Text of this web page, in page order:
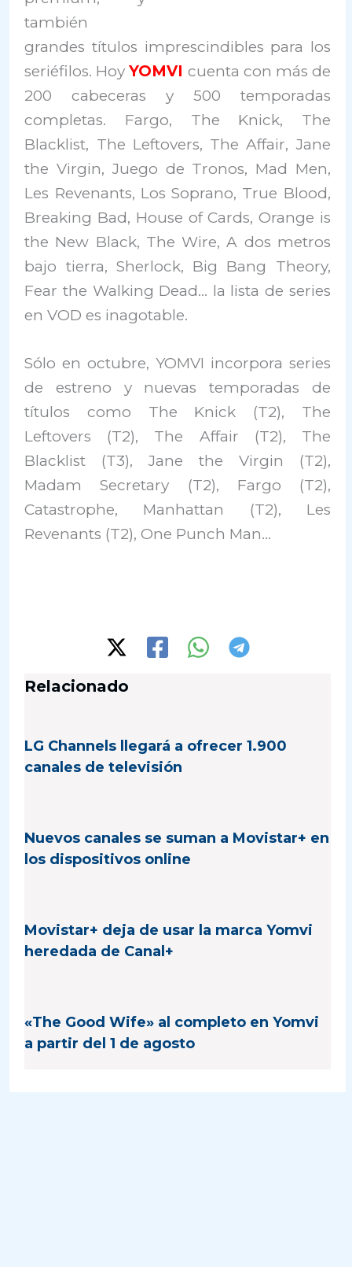
también
grandes títulos imprescindibles para los
seriéfilos. HoyYOMVI cuenta con más de
200 cabeceras y 500 temporadas
completas. Fargo, The Knick, The
Blacklist, The Leftovers, The Affair, Jane
the Virgin, Juego de Tronos, Mad Men,
Les Revenants, Los Soprano, True Blood,
Breaking Bad, House of Cards, Orange is
the New Black, The Wire, A dos metros
bajo tierra, Sherlock, Big Bang Theory,
Fear the Walking Dead… la lista de series
en VOD es inagotable.
Sólo en octubre, YOMVI incorpora series
de estreno y nuevas temporadas de
títulos como The Knick (T2), The
Leftovers (T2), The Affair (T2), The
Blacklist (T3), Jane the Virgin (T2),
Madam Secretary (T2), Fargo (T2),
Catastrophe, Manhattan (T2), Les
Revenants (T2), One Punch Man…
Relacionado
LG Channels llegará a ofrecer 1.900
canales de televisión
Nuevos canales se suman a Movistar+ en
los dispositivos online
Movistar+ deja de usar la marca Yomvi
heredada de Canal+
«The Good Wife» al completo en Yomvi
a partir del 1 de agosto